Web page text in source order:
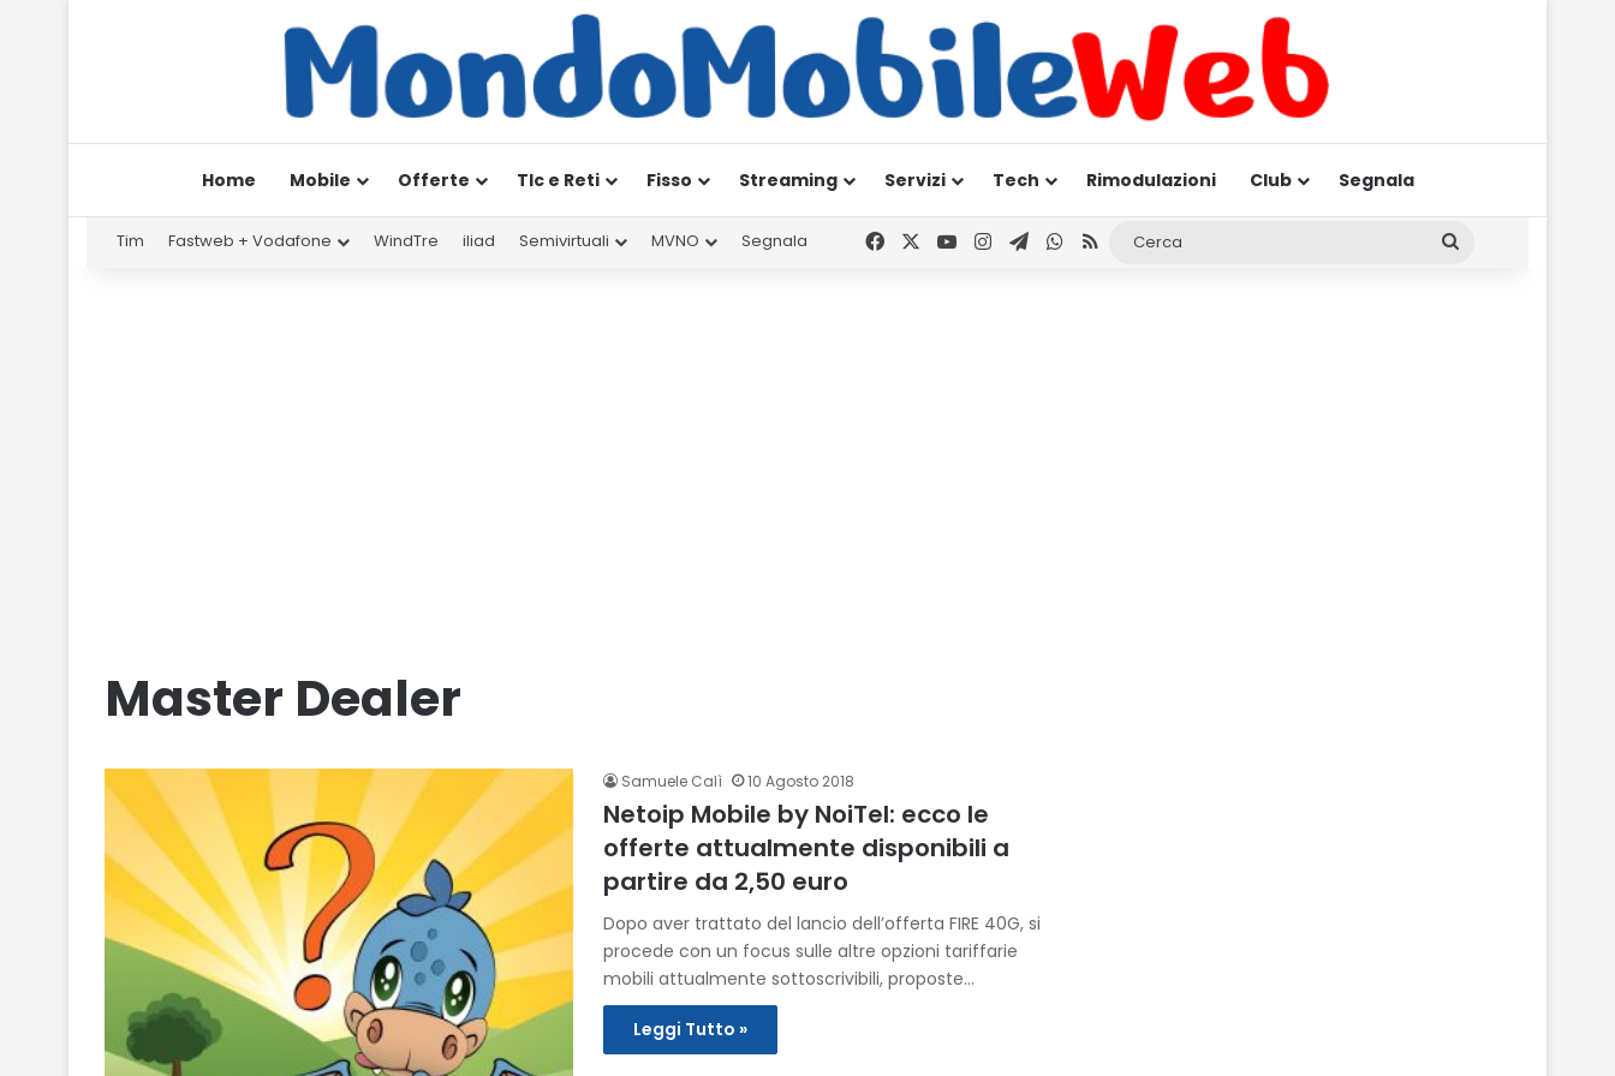
Home Mobile Offerte Tlc e Reti Fisso Streaming Servizi Tech Rimodulazioni Club Segnala
Tim Fastweb + Vodafone WindTre iliad Semivirtuali MVNO Segnala FacebookYou TubeInstagram
Telegram
WhatsApp
RSS Cerca
Master Dealer
Samuele Calì 10 Agosto 2018
Netoip Mobile by NoiTel: ecco le
offerte attualmente disponibili a
partire da 2,50 euro
Dopo aver trattato del lancio dell’offerta FIRE 40G, si
procede con un focus sulle altre opzioni tariffarie
mobili attualmente sottoscrivibili, proposte…
Leggi Tutto »